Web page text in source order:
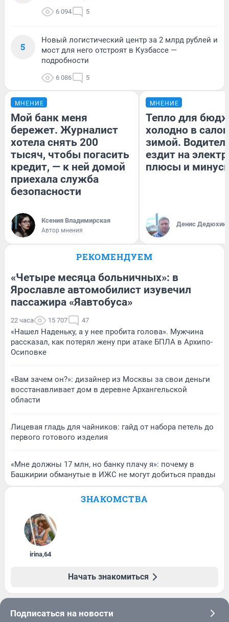
6 094 5
5
Новый логистический центр за 2 млрд рублей и
мост для него отстроят в Кузбассе —
подробности
6 086 5
МНЕНИЕ
Мой банк меня
бережет. Журналист
хотела снять 200
тысяч, чтобы погасить
кредит, — к ней домой
приехала служба
безопасности
Ксения Владимирская
Автор мнения
МНЕНИЕ
Тепло для
холодно в
зимой.
ездит на
плюсы и
Денис Дедюхин
РЕКОМЕНДУЕМ
«Четыре месяца больничных»: в
Ярославле автомобилист изувечил
пассажира «Яавтобуса»
22 часа 15 707 47
«Нашел Наденьку, а у нее пробита голова». Мужчина
рассказал, как потерял жену при атаке БПЛА в Архипо-
Осиповке
«Вам зачем он?»: дизайнер из Москвы за свои деньги
восстанавливает дом в деревне Архангельской
области
Лицевая гладь для чайников: гайд от набора петель до
первого готового изделия
«Мне должны 17 млн, но банку плачу я»: почему в
Башкирии обманутые в ИЖС не могут добиться правды
ЗНАКОМСТВА
irina,64
Начать знакомиться
Подписаться на новости